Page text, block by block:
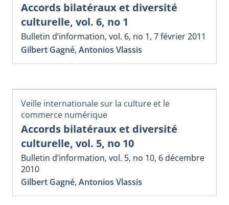
Accords bilatéraux et diversité
culturelle, vol. 6, no 1
Bulletin d’information, vol. 6, no 1, 7 février 2011
Gilbert Gagné, Antonios Vlassis
Veille internationale sur la culture et le
commerce numérique
Accords bilatéraux et diversité
culturelle, vol. 5, no 10
Bulletin d’information, vol. 5, no 10, 6 décembre
2010
Gilbert Gagné, Antonios Vlassis